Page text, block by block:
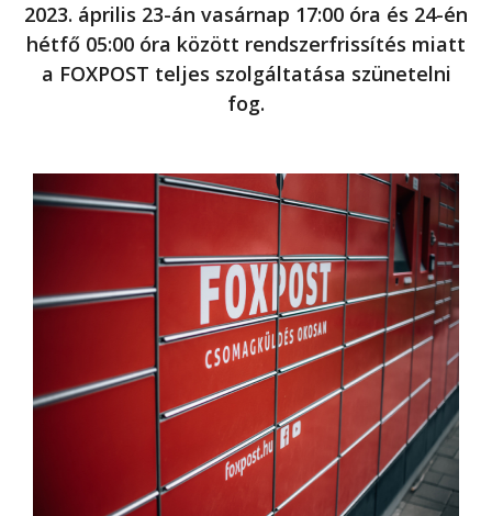
2023. április 23-án vasárnap 17:00 óra és 24-én
hétfő 05:00 óra között rendszerfrissítés miatt
a FOXPOST teljes szolgáltatása szünetelni
fog.